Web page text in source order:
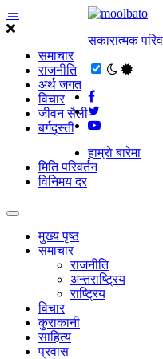
समाचार
राजनीति
अर्थ जगत
विचार
जीवन सैली
बर्गदृस्ती
सकारात्मक
हाम्राे बारेमा
मिति परिवर्तन
विनिमय दर
मुख्य पृष्ठ
समाचार
राजनीति
अन्तराष्ट्रिय
राष्ट्रिय
विचार
कुराकानी
साहित्य
प्रवास